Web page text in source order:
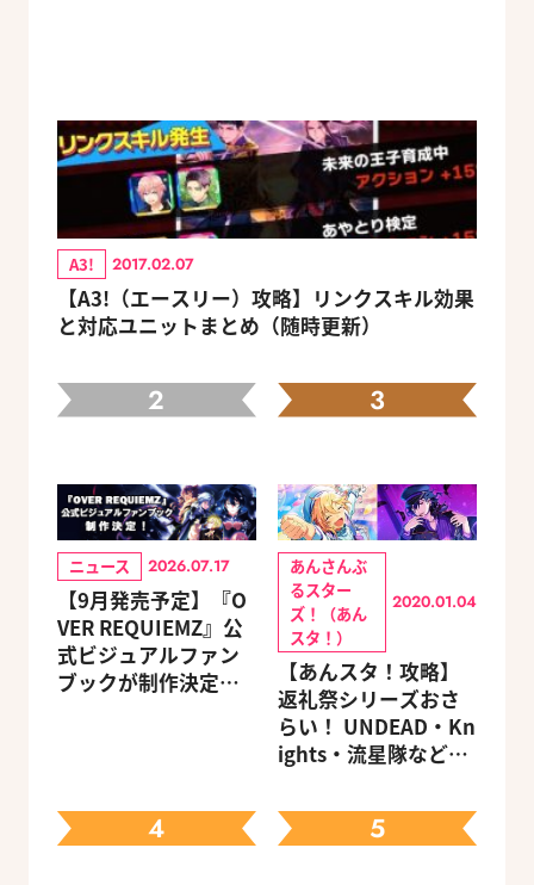
A3! 2017.02.07
【A3!（エースリー）攻略】リンクスキル効果
と対応ユニットまとめ（随時更新）
2
ニュース 2026.07.17
【9月発売予定】『O
VER REQUIEMZ』公
式ビジュアルファン
ブックが制作決定！
3
あんさんぶ
るスター
ズ！（あん
スタ！）
2020.01.04
【あんスタ！攻略】
返礼祭シリーズおさ
らい！ UNDEAD・Kn
ights・流星隊など、
ェック
4 5